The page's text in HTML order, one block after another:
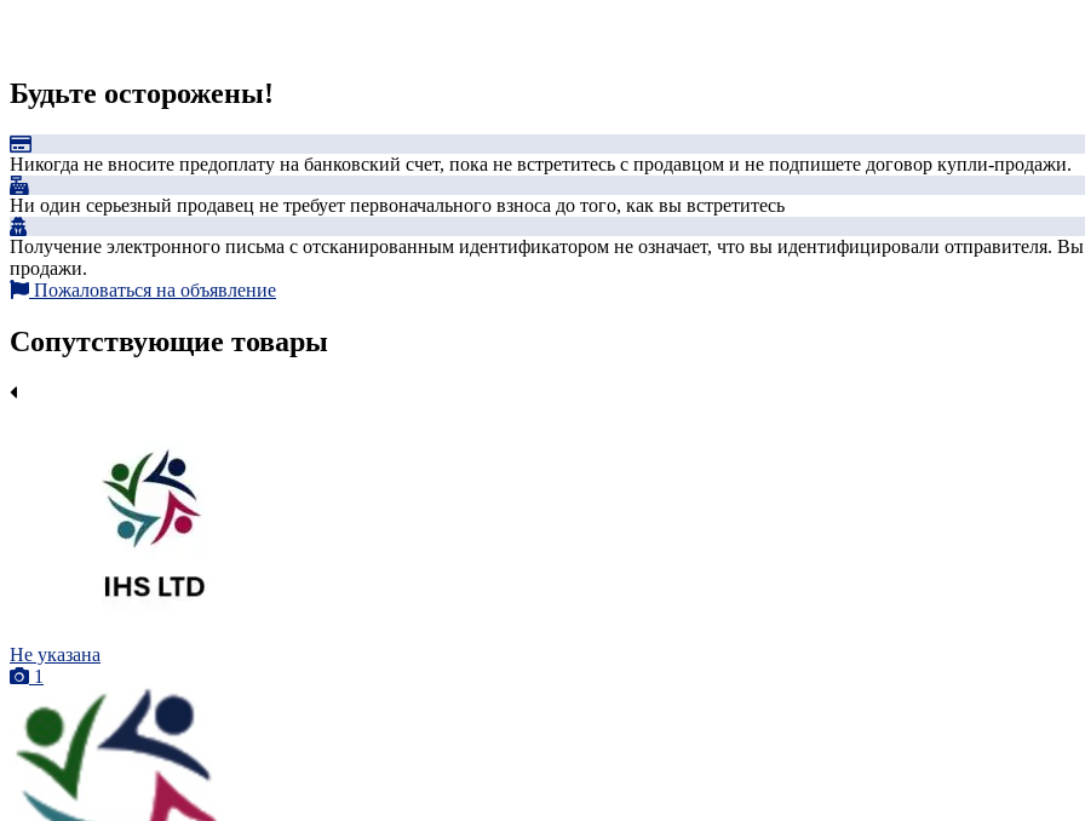
Будьте осторожены!
Никогда не вносите предоплату на банковский счет, пока не встретитесь с продавцом и не подпишете договор купли-продажи.
Ни один серьезный продавец не требует первоначального взноса до того, как вы встретитесь
Получение электронного письма с отсканированным идентификатором не означает, что вы идентифицировали отправителя. Вы
продажи.
Пожаловаться на объявление
Сопутствующие товары
Не указана
1